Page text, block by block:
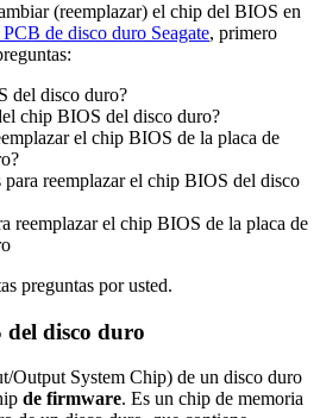
(reemplazar) el chip del BIOS en
de disco duro Seagate, primero
del disco duro?
chip BIOS del disco duro?
el chip BIOS de la placa de
para reemplazar el chip BIOS del disco
reemplazar el chip BIOS de la placa de
preguntas por usted.
del disco duro
Output System Chip) de un disco duro
de firmware. Es un chip de memoria